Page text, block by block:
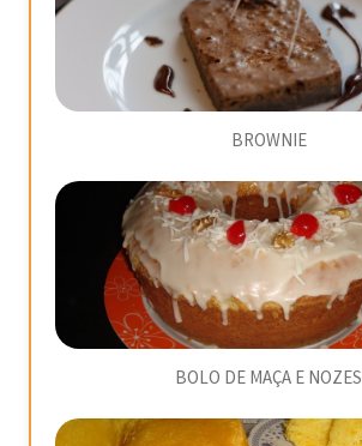
BROWNIE
BOLO DE MAÇA E NOZES